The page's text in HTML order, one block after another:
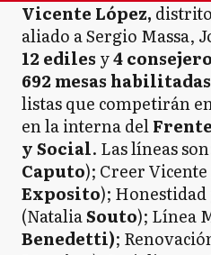
Vicente López,
aliado a Sergio Massa,
12 ediles y4
692 mesas habilitadas
listas que competirán
en la interna del
y Social. Las líneas
Caputo); Creer
Exposito);
(NataliaSouto); Línea
Benedetti);